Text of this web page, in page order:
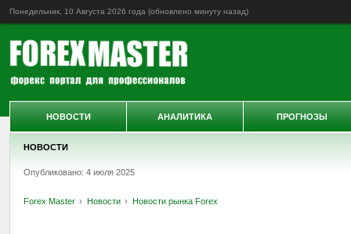
Понедельник, 10 Августа 2026 года (обновлено минуту назад)
НОВОСТИ
Опубликовано: 4 июля 2025
Forex Master Новости Новости рынка Forex
НОВОСТИ АНАЛИТИКА ПРОГНОЗЫ